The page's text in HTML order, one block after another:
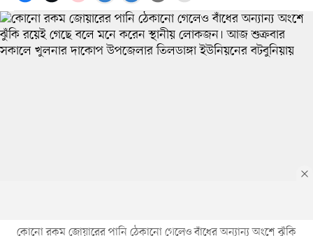
কোনো রকম জোয়ারের পানি ঠেকানো গেলেও বাঁধের অন্যান্য অংশে ঝুঁকি